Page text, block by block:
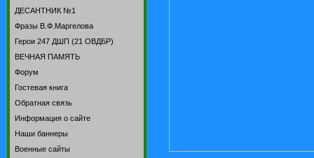
ДЕСАНТНИК №1
Фразы В.Ф.Маргелова
Герои 247 ДШП (21 ОВДБР)
ВЕЧНАЯ ПАМЯТЬ
Форум
Гостевая книга
Обратная связь
Информация о сайте
Наши баннеры
Военные сайты